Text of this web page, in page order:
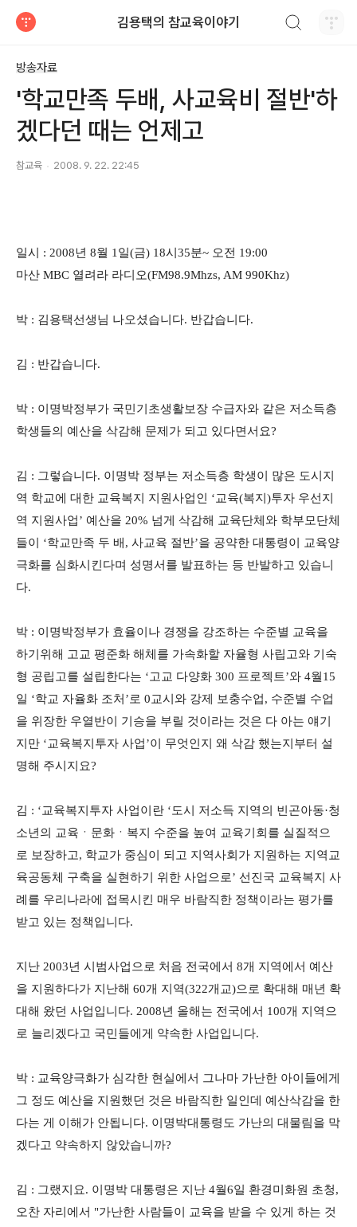
김용택의 참교육이야기
방송자료
'학교만족 두배, 사교육비 절반'하
겠다던 때는 언제고
참교육 2008. 9. 22. 22:45
일시 : 2008년 8월 1일(금) 18시35분~ 오전 19:00
마산 MBC 열려라 라디오(FM98.9Mhzs, AM 990Khz)
박 : 김용택선생님 나오셨습니다. 반갑습니다.
김 : 반갑습니다.
박 : 이명박정부가 국민기초생활보장 수급자와 같은 저소득층
학생들의 예산을 삭감해 문제가 되고 있다면서요?
김 : 그렇습니다. 이명박 정부는 저소득층 학생이 많은 도시지
역 학교에 대한 교육복지 지원사업인 ‘교육(복지)투자 우선지
역 지원사업’ 예산을 20% 넘게 삭감해 교육단체와 학부모단체
들이 ‘학교만족 두 배, 사교육 절반’을 공약한 대통령이 교육양
극화를 심화시킨다며 성명서를 발표하는 등 반발하고 있습니
다.
박 : 이명박정부가 효율이나 경쟁을 강조하는 수준별 교육을
하기위해 고교 평준화 해체를 가속화할 자율형 사립고와 기숙
형 공립고를 설립한다는 ‘고교 다양화 300 프로젝트’와 4월15
일 ‘학교 자율화 조처’로 0교시와 강제 보충수업, 수준별 수업
을 위장한 우열반이 기승을 부릴 것이라는 것은 다 아는 얘기
지만 ‘교육복지투자 사업’이 무엇인지 왜 삭감 했는지부터 설
명해 주시지요?
김 : ‘교육복지투자 사업이란 ‘도시 저소득 지역의 빈곤아동·청
소년의 교육ㆍ문화ㆍ복지 수준을 높여 교육기회를 실질적으
로 보장하고, 학교가 중심이 되고 지역사회가 지원하는 지역교
육공동체 구축을 실현하기 위한 사업으로’ 선진국 교육복지 사
례를 우리나라에 접목시킨 매우 바람직한 정책이라는 평가를
받고 있는 정책입니다.
지난 2003년 시범사업으로 처음 전국에서 8개 지역에서 예산
을 지원하다가 지난해 60개 지역(322개교)으로 확대해 매년 확
대해 왔던 사업입니다. 2008년 올해는 전국에서 100개 지역으
로 늘리겠다고 국민들에게 약속한 사업입니다.
박 : 교육양극화가 심각한 현실에서 그나마 가난한 아이들에게
그 정도 예산을 지원했던 것은 바람직한 일인데 예산삭감을 한
다는 게 이해가 안됩니다. 이명박대통령도 가난의 대물림을 막
겠다고 약속하지 않았습니까?
김 : 그랬지요. 이명박 대통령은 지난 4월6일 환경미화원 초청,
오찬 자리에서 "가난한 사람들이 교육을 받을 수 있게 하는 것